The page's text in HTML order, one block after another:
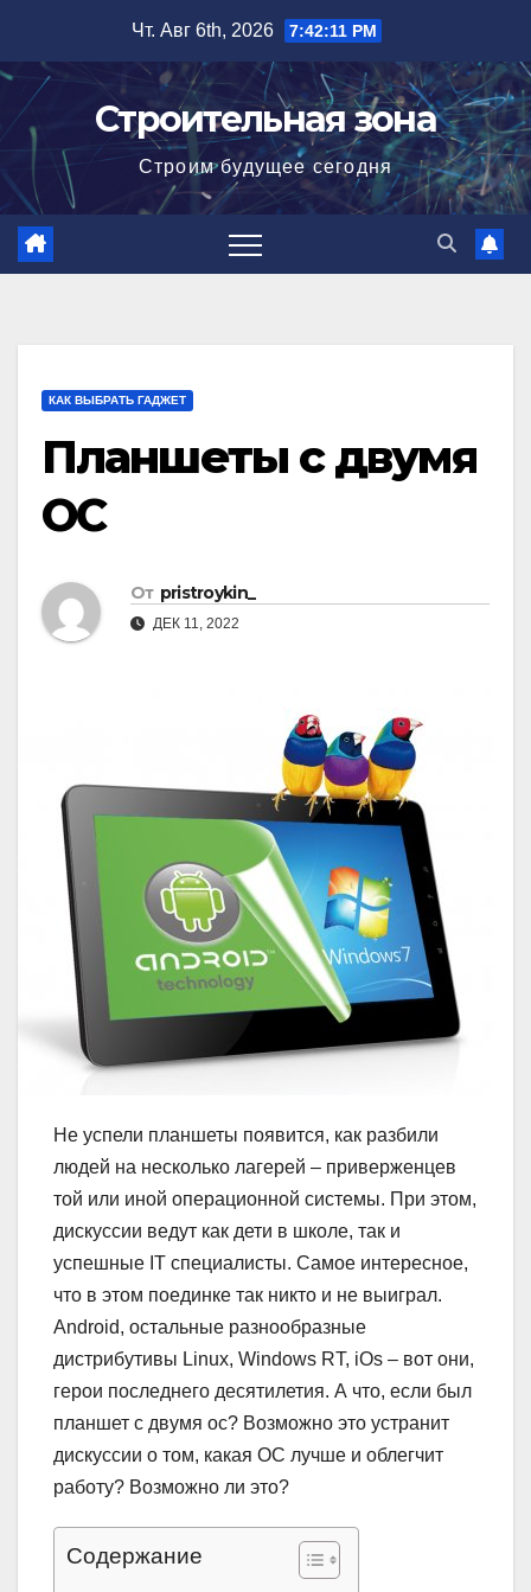
содержимому
Чт. Авг 6th, 2026 7:42:12 PM
Строительная зона
Строим будущее сегодня
КАК ВЫБРАТЬ ГАДЖЕТ
Планшеты с двумя
ОС
От pristroykin_
ДЕК 11, 2022
Не успели планшеты появится, как разбили
людей на несколько лагерей – приверженцев
той или иной операционной системы. При этом,
дискуссии ведут как дети в школе, так и
успешные IT специалисты. Самое интересное,
что в этом поединке так никто и не выиграл.
Android, остальные разнообразные
дистрибутивы Linux, Windows RT, iOs – вот они,
герои последнего десятилетия. А что, если был
планшет с двумя ос? Возможно это устранит
дискуссии о том, какая ОС лучше и облегчит
работу? Возможно ли это?
Содержание